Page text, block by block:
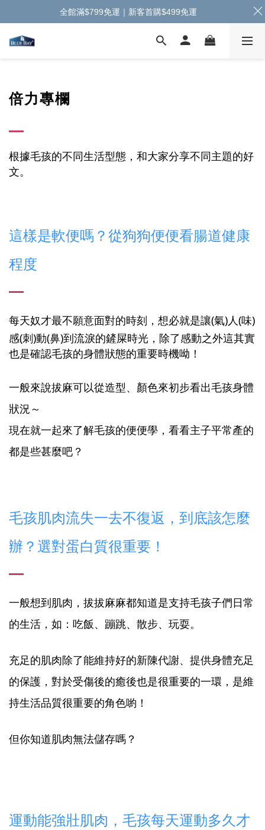
倍力專欄
根據毛孩的不同生活型態，和大家分享不同主題的好
文。
這樣是軟便嗎？從狗狗便便看腸道健康
程度
每天奴才最不願意面對的時刻， 想必就是讓(氣)人(味)
感(刺)動(鼻)到流淚的鏟屎時光， 除了感動之外這其實
也是確認毛孩的身體狀態的重要時機呦！
一般來說拔麻可以從造型、顏色來初步看出毛孩身體
狀況～
現在就一起來了解毛孩的便便學，看看主子平常產的
都是些甚麼吧？
毛孩肌肉流失一去不復返，到底該怎麼
辦？選對蛋白質很重要！
一般想到肌肉，拔拔麻麻都知道是支持毛孩子們日常
的生活，如：吃飯、蹦跳、散步、玩耍。
充足的肌肉除了能維持好的新陳代謝、提供身體充足
的保護，對於受傷後的癒後也是很重要的一環，是維
持生活品質很重要的角色喲！
但你知道肌肉無法儲存嗎？
運動能強壯肌肉，毛孩每天運動多久才
全館滿$799免運｜新客首購$499免運